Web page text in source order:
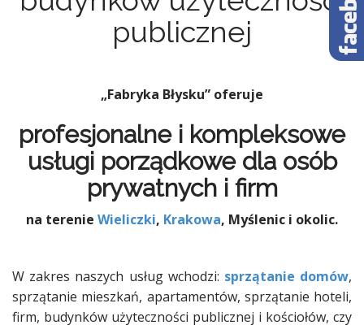
publicznej
„Fabryka Błysku” oferuje
profesjonalne i kompleksowe
usługi porządkowe dla osób
prywatnych i firm
na terenie Wieliczki, Krakowa, Myślenic i okolic.
W zakres naszych usług wchodzi: sprzątanie domów,
sprzątanie mieszkań, apartamentów, sprzątanie hoteli,
firm, budynków użyteczności publicznej i kościołów, czy